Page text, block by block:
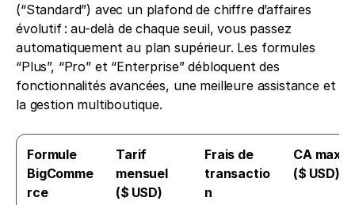
(“Standard”) avec un plafond de chiffre d’affaires
évolutif : au-delà de chaque seuil, vous passez
automatiquement au plan supérieur. Les formules
“Plus”, “Pro” et “Enterprise” débloquent des
fonctionnalités avancées, une meilleure assistance et
la gestion multiboutique.
Formule
BigComme
rce
Tarif
mensuel
($ USD)
Frais de
transactio
n
CA max/
($ USD)